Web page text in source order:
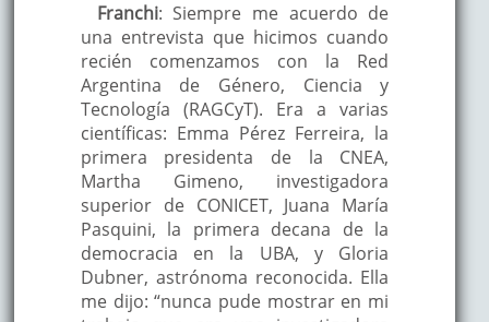
Franchi: Siempre me acuerdo de
una entrevista que hicimos cuando
recién comenzamos con la Red
Argentina de Género, Ciencia y
Tecnología (RAGCyT). Era a varias
científicas: Emma Pérez Ferreira, la
primera presidenta de la CNEA,
Martha Gimeno, investigadora
superior de CONICET, Juana María
Pasquini, la primera decana de la
democracia en la UBA, y Gloria
Dubner, astrónoma reconocida. Ella
me dijo: “nunca pude mostrar en mi